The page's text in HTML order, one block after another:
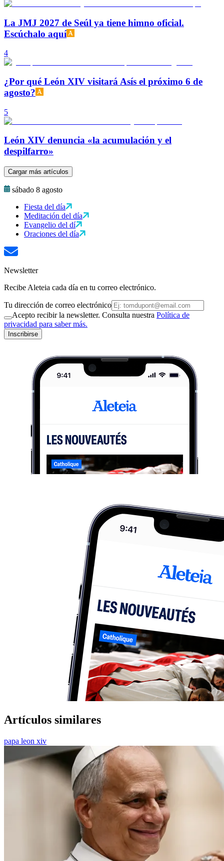
La JMJ 2027 de Seúl ya tiene himno oficial.
Escúchalo aquí
4
¿Por qué León XIV visitará Asís el próximo 6 de
agosto?
5
León XIV denuncia «la acumulación y el
despilfarro»
Cargar más artículos
sábado 8 agosto
Fiesta del día
Meditación del día
Evangelio del dí
Oraciones del día
Newsletter
Recibe Aleteia cada día en tu correo electrónico.
Tu dirección de correo electrónico
Acepto recibir la newsletter. Consulta nuestra Política de
privacidad para saber más.
Inscribirse
Artículos similares
papa leon xiv